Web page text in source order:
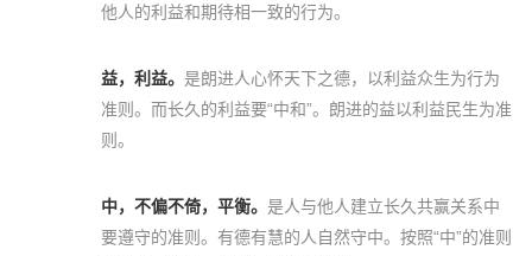
他人的利益和期待相一致的行为。
益，利益。 是朗进人心怀天下之德，以利益众生为行为
准则。而长久的利益要“中和”。朗进的益以利益民生为准
则。
中，不偏不倚，平衡。 是人与他人建立长久共赢关系中
要遵守的准则。有德有慧的人自然守中。按照“中”的准则